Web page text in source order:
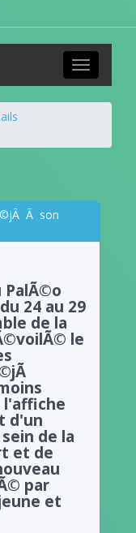
Toggle
navigation
Ã son
PalÃ©o
24 au 29
de la
le
l'affiche
d'un
de la
et de
par
et